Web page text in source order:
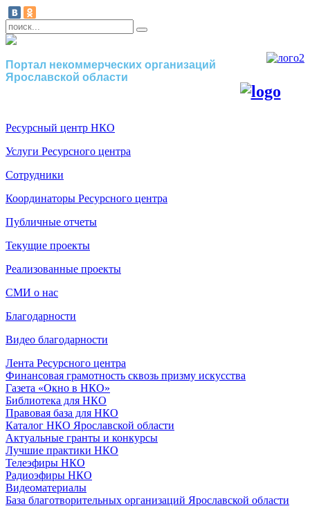
Портал некоммерческих организаций
Ярославской области
Ресурсный центр НКО
Услуги Ресурсного центра
Сотрудники
Координаторы Ресурсного центра
Публичные отчеты
Текущие проекты
Реализованные проекты
СМИ о нас
Благодарности
Видео благодарности
Лента Ресурсного центра
Финансовая грамотность сквозь призму искусства
Газета «Окно в НКО»
Библиотека для НКО
Правовая база для НКО
Каталог НКО Ярославской области
Актуальные гранты и конкурсы
Лучшие практики НКО
Телеэфиры НКО
Радиоэфиры НКО
Видеоматериалы
База благотворительных организаций Ярославской области